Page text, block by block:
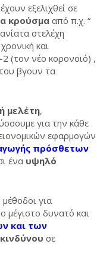
έχουν εξελιχθεί σε
κρούσμα από π.χ. “
στελέχη
και
(τον νέο κορονοϊό) ,
βγουν τα
μελέτη,
για την κάθε
εφαρμογών
πρόσθετων
ένα υψηλό
για
μέγιστο δυνατό και
και των
σε